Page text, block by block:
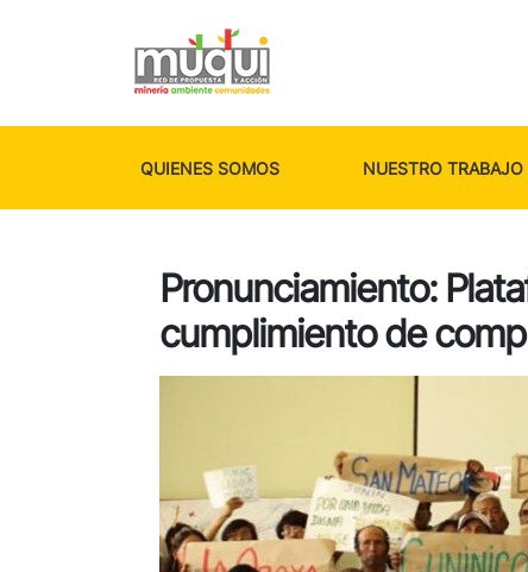
QUIENES SOMOS NUESTRO TRABAJO
Pronunciamiento:
cumplimiento de